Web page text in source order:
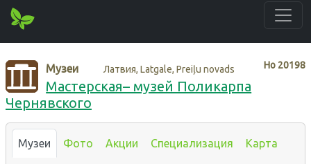
Нo 20198
Музеи Латвия, Latgale, Preiļu novads
Мастерская– музей Поликарпа
Чернявского
Музеи Фото Акции Специализация Карта